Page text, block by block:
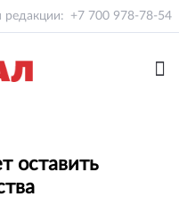
редакции: +7 700 978-78-54
оставить